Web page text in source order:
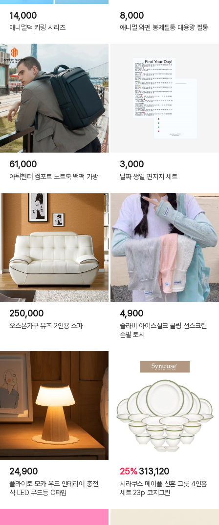
14,000
애니멀덕 키링 시리즈
8,000
애니멀 와펜 봉제필통 대용량 필통
61,000
아틱헌터 컴포트 노트북 백팩 가방
3,000
날짜 생일 편지지 세트
250,000
오스본가구 뮤즈 2인용 소파
4,900
솔라비 아이스실크 쿨링 선스크린
손팔 토시
24,900
플라이토 모카 우드 인테리어 충전
식 LED 무드등 C타입
25%313,120
시라쿠스 메이플 신혼 그릇 4인홈
세트 23p 코지그린